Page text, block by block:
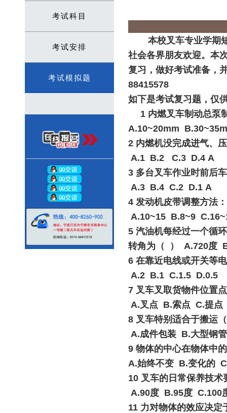
考试科目
考试安排
考试模拟题
本校叉车专业学期
社会各界朋友欢迎。本
复习，做好考试准备，
88415578
如下是考试复习题，仅
1 内燃叉车制动总泵
A.10~20mm
2 内燃机没完成进气、
A.1 B.2 C.3 D.4 A
3 多台叉车作业时前后
A.3 B.4 C.2 D.1 A
4 发动机皮带调整方法
A.10~15 B.8~9
5 汽油机每经过一个循
转角为（ ） A.720度
6 在靠近电线或开关
A.2 B.1 C.1.5 D.0.5
7 叉车叉取货物件位
A.叉点 B.索点 C.提
8 叉车特别适合于搬
A.成件包装 B.大型钢
9 物体的中心在物体
A.始终不变 B.变化的
10 叉车的日常保养技
A.90度 B.95度 C.100
11 力对物体的效应决